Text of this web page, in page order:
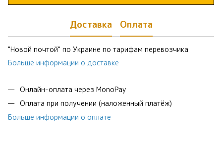
Доставка Оплата
"Новой почтой" по Украине по тарифам перевозчика
Больше информации о доставке
Онлайн-оплата через MonoPay
Оплата при получении (наложенный платёж)
Больше информации о оплате